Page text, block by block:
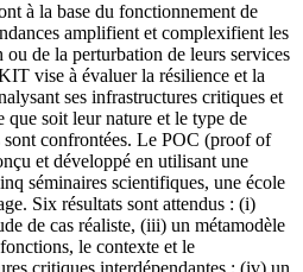
à la base du fonctionnement de
amplifient et complexifient les
de la perturbation de leurs services
vise à évaluer la résilience et la
ses infrastructures critiques et
que soit leur nature et le type de
sont confrontées. Le POC (proof of
et développé en utilisant une
séminaires scientifiques, une école
Six résultats sont attendus : (i)
de cas réaliste, (iii) un métamodèle
le contexte et le